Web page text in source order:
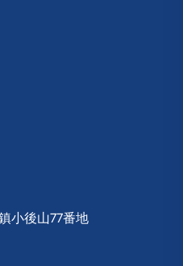
小後山77番地